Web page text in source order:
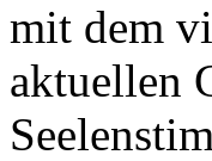
mit dem
aktuellen